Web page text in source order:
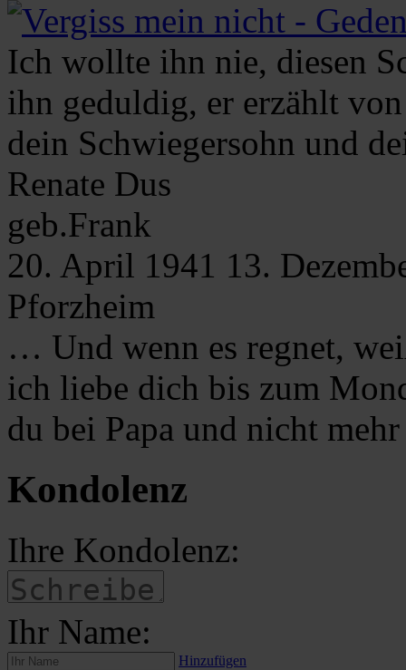
Ich wollte ihn nie, diesen
ihn geduldig, er erzählt
dein Schwiegersohn und
Renate Dus
geb.Frank
20. April 1941 13.
Pforzheim
… Und wenn es regnet,
ich liebe dich bis zum
du bei Papa und nicht
Kondolenz
Ihre Kondolenz:
Ihr Name:
Hinzufügen